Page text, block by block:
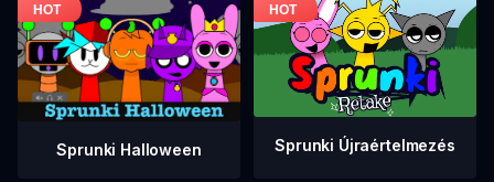
Sprunki Halloween Sprunki Újraértelmezés